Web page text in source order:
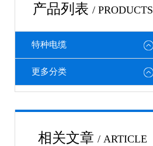
产品列表 / PRODUCTS
特种电缆
更多分类
相关文章 / ARTICLE